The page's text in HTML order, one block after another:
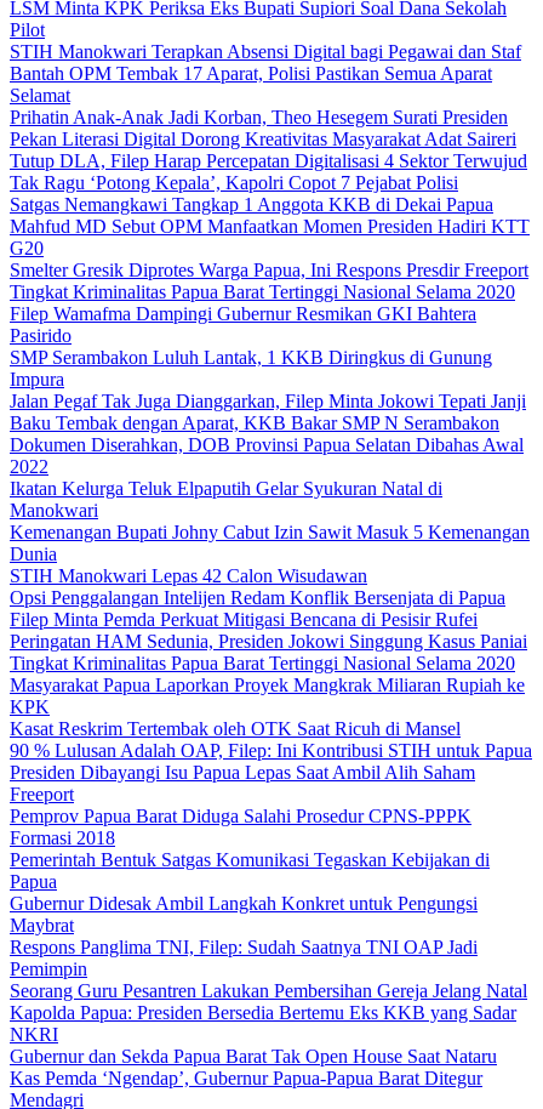
LSM Minta KPK Periksa Eks Bupati Supiori Soal Dana Sekolah
Pilot
STIH Manokwari Terapkan Absensi Digital bagi Pegawai dan Staf
Bantah OPM Tembak 17 Aparat, Polisi Pastikan Semua Aparat
Selamat
Prihatin Anak-Anak Jadi Korban, Theo Hesegem Surati Presiden
Pekan Literasi Digital Dorong Kreativitas Masyarakat Adat Saireri
Tutup DLA, Filep Harap Percepatan Digitalisasi 4 Sektor Terwujud
Tak Ragu ‘Potong Kepala’, Kapolri Copot 7 Pejabat Polisi
Satgas Nemangkawi Tangkap 1 Anggota KKB di Dekai Papua
Mahfud MD Sebut OPM Manfaatkan Momen Presiden Hadiri KTT
G20
Smelter Gresik Diprotes Warga Papua, Ini Respons Presdir Freeport
Tingkat Kriminalitas Papua Barat Tertinggi Nasional Selama 2020
Filep Wamafma Dampingi Gubernur Resmikan GKI Bahtera
Pasirido
SMP Serambakon Luluh Lantak, 1 KKB Diringkus di Gunung
Impura
Jalan Pegaf Tak Juga Dianggarkan, Filep Minta Jokowi Tepati Janji
Baku Tembak dengan Aparat, KKB Bakar SMP N Serambakon
Dokumen Diserahkan, DOB Provinsi Papua Selatan Dibahas Awal
2022
Ikatan Kelurga Teluk Elpaputih Gelar Syukuran Natal di
Manokwari
Kemenangan Bupati Johny Cabut Izin Sawit Masuk 5 Kemenangan
Dunia
STIH Manokwari Lepas 42 Calon Wisudawan
Opsi Penggalangan Intelijen Redam Konflik Bersenjata di Papua
Filep Minta Pemda Perkuat Mitigasi Bencana di Pesisir Rufei
Peringatan HAM Sedunia, Presiden Jokowi Singgung Kasus Paniai
Tingkat Kriminalitas Papua Barat Tertinggi Nasional Selama 2020
Masyarakat Papua Laporkan Proyek Mangkrak Miliaran Rupiah ke
KPK
Kasat Reskrim Tertembak oleh OTK Saat Ricuh di Mansel
90 % Lulusan Adalah OAP, Filep: Ini Kontribusi STIH untuk Papua
Presiden Dibayangi Isu Papua Lepas Saat Ambil Alih Saham
Freeport
Pemprov Papua Barat Diduga Salahi Prosedur CPNS-PPPK
Formasi 2018
Pemerintah Bentuk Satgas Komunikasi Tegaskan Kebijakan di
Papua
Gubernur Didesak Ambil Langkah Konkret untuk Pengungsi
Maybrat
Respons Panglima TNI, Filep: Sudah Saatnya TNI OAP Jadi
Pemimpin
Seorang Guru Pesantren Lakukan Pembersihan Gereja Jelang Natal
Kapolda Papua: Presiden Bersedia Bertemu Eks KKB yang Sadar
NKRI
Gubernur dan Sekda Papua Barat Tak Open House Saat Nataru
Kas Pemda ‘Ngendap’, Gubernur Papua-Papua Barat Ditegur
Mendagri